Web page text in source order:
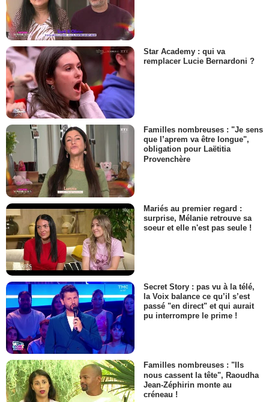
Star Academy : qui va
remplacer Lucie Bernardoni ?
Familles nombreuses : "Je sens
que l’aprem va être longue",
obligation pour Laëtitia
Provenchère
Mariés au premier regard :
surprise, Mélanie retrouve sa
soeur et elle n'est pas seule !
Secret Story : pas vu à la télé,
la Voix balance ce qu’il s’est
passé "en direct" et qui aurait
pu interrompre le prime !
Familles nombreuses : "Ils
nous cassent la tête", Raoudha
Jean-Zéphirin monte au
créneau !